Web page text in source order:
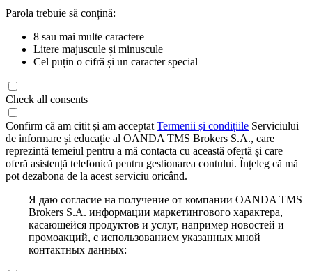
Parola trebuie să conțină:
8 sau mai multe caractere
Litere majuscule și minuscule
Cel puțin o cifră și un caracter special
Check all consents
Confirm că am citit și am acceptat Termenii și condițiile Serviciului
de informare și educație al OANDA TMS Brokers S.A., care
reprezintă temeiul pentru a mă contacta cu această ofertă și care
oferă asistență telefonică pentru gestionarea contului. Înțeleg că mă
pot dezabona de la acest serviciu oricând.
Я даю согласие на получение от компании OANDA TMS
Brokers S.A. информации маркетингового характера,
касающейся продуктов и услуг, например новостей и
промоакций, с использованием указанных мной
контактных данных: